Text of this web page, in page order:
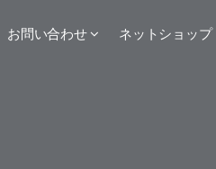
お問い合わせ ネットショップ